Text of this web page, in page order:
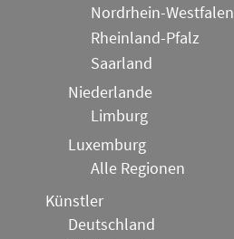
Nordrhein-Westfalen
Rheinland-Pfalz
Saarland
Niederlande
Limburg
Luxemburg
Alle Regionen
Künstler
Deutschland